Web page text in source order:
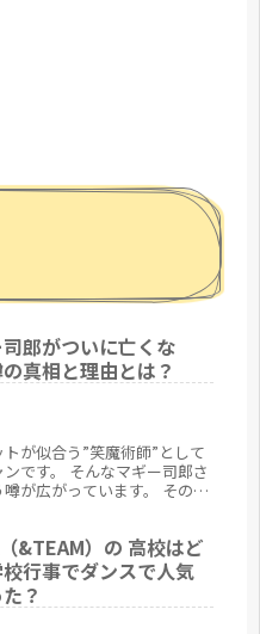
郎がついに亡くな
真相と理由とは？
が似合う”笑魔術師”として
です。 そんなマギー司郎さ
が広がっています。 その真
&TEAM）の 高校はど
行事でダンスで人気
？